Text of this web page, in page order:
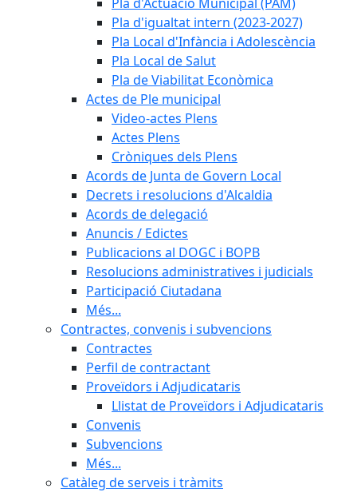
Pla d'igualtat intern (2023-2027)
Pla Local d'Infància i Adolescència
Pla Local de Salut
Pla de Viabilitat Econòmica
Actes de Ple municipal
Video-actes Plens
Actes Plens
Cròniques dels Plens
Acords de Junta de Govern Local
Decrets i resolucions d'Alcaldia
Acords de delegació
Anuncis / Edictes
Publicacions al DOGC i BOPB
Resolucions administratives i judicials
Participació Ciutadana
Més...
Contractes, convenis i subvencions
Contractes
Perfil de contractant
Proveïdors i Adjudicataris
Llistat de Proveïdors i Adjudicataris
Convenis
Subvencions
Més...
Catàleg de serveis i tràmits